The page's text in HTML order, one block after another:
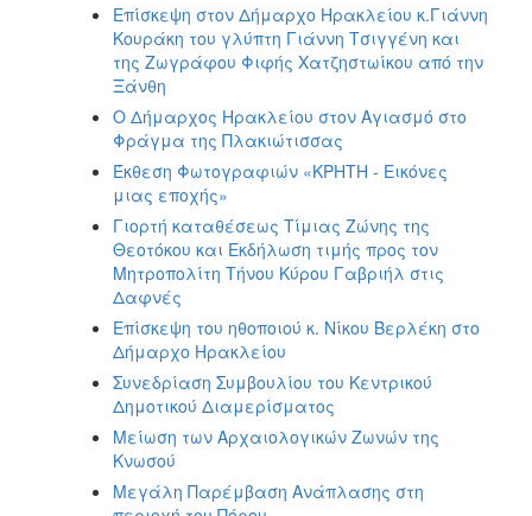
Επίσκεψη στον Δήμαρχο Ηρακλείου κ.Γιάννη
Κουράκη του γλύπτη Γιάννη Τσιγγένη και
της Ζωγράφου Φιφής Χατζηστωίκου από την
Ξάνθη
Ο Δήμαρχος Ηρακλείου στον Αγιασμό στο
Φράγμα της Πλακιώτισσας
Έκθεση Φωτογραφιών «ΚΡΗΤΗ - Εικόνες
μιας εποχής»
Γιορτή καταθέσεως Τίμιας Ζώνης της
Θεοτόκου και Εκδήλωση τιμής προς τον
Μητροπολίτη Τήνου Κύρου Γαβριήλ στις
Δαφνές
Επίσκεψη του ηθοποιού κ. Νίκου Βερλέκη στο
Δήμαρχο Ηρακλείου
Συνεδρίαση Συμβουλίου του Κεντρικού
Δημοτικού Διαμερίσματος
Μείωση των Αρχαιολογικών Ζωνών της
Κνωσού
Μεγάλη Παρέμβαση Ανάπλασης στη